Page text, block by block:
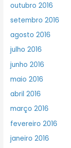
outubro 2016
setembro 2016
agosto 2016
julho 2016
junho 2016
maio 2016
abril 2016
março 2016
fevereiro 2016
janeiro 2016